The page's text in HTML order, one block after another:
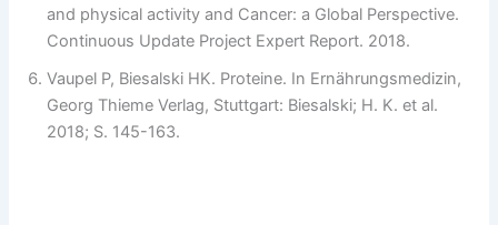
and physical activity and Cancer: a Global Perspective.
Continuous Update Project Expert Report. 2018.
Vaupel P, Biesalski HK. Proteine. In Ernährungsmedizin,
Georg Thieme Verlag, Stuttgart: Biesalski; H. K. et al.
2018; S. 145-163.